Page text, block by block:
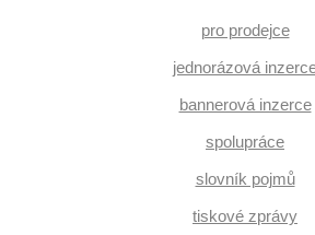
pro prodejce
jednorázová
bannerová inzerce
spolupráce
slovník pojmů
tiskové zprávy